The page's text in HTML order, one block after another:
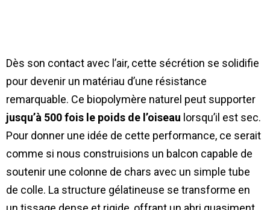
Dès son contact avec l’air, cette sécrétion se solidifie
pour devenir un matériau d’une résistance
remarquable. Ce biopolymère naturel peut supporter
jusqu’à 500 fois le poids de l’oiseau lorsqu’il est sec.
Pour donner une idée de cette performance, ce serait
comme si nous construisions un balcon capable de
soutenir une colonne de chars avec un simple tube
de colle. La structure gélatineuse se transforme en